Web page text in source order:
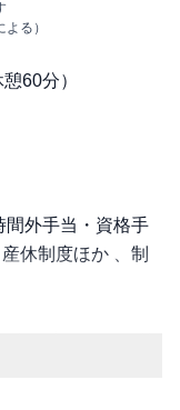
る）
60分）
間外手当・資格手
休制度ほか 、制